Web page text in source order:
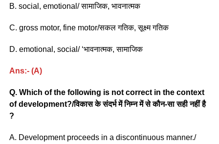
B. social, emotional/ सामाजिक, भावनात्मक
C. gross motor, fine motor/सकल गतिक, सूक्ष्म गतिक
D. emotional, social/ ‘भावनात्मक, सामाजिक
Ans:- (A)
Q. Which of the following is not correct in the context
of development?/विकास के संदर्भ में निम्न में से कौन-सा सही नहीं है
?
A. Development proceeds in a discontinuous manner./